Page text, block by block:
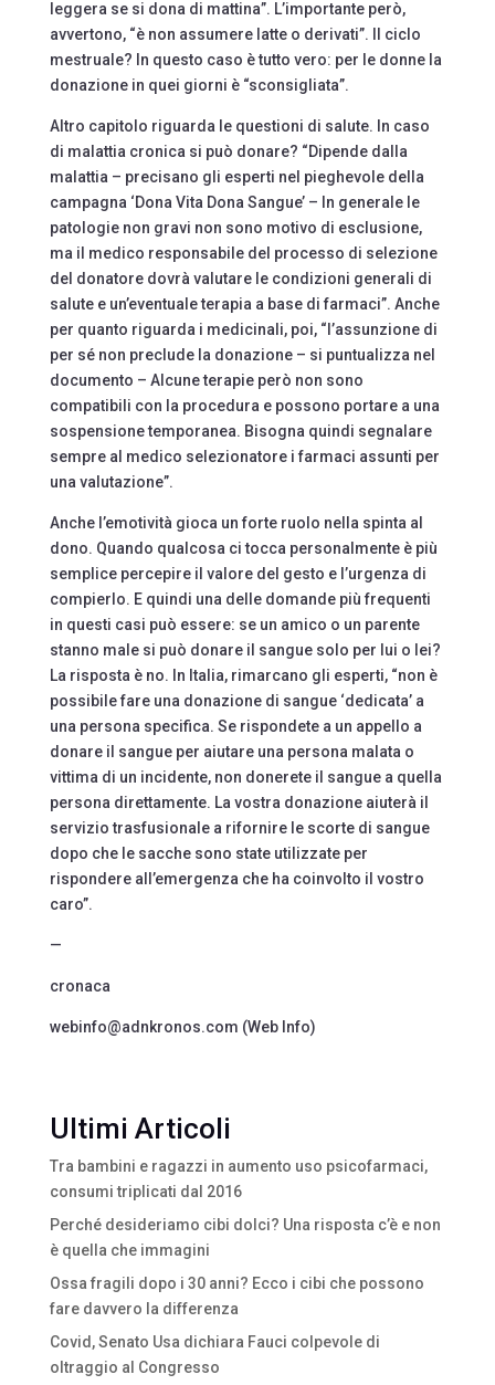
leggera se si dona di mattina”. L’importante però,
avvertono, “è non assumere latte o derivati”. Il ciclo
mestruale? In questo caso è tutto vero: per le donne la
donazione in quei giorni è “sconsigliata”.
Altro capitolo riguarda le questioni di salute. In caso
di malattia cronica si può donare? “Dipende dalla
malattia – precisano gli esperti nel pieghevole della
campagna ‘Dona Vita Dona Sangue’ – In generale le
patologie non gravi non sono motivo di esclusione,
ma il medico responsabile del processo di selezione
del donatore dovrà valutare le condizioni generali di
salute e un’eventuale terapia a base di farmaci”. Anche
per quanto riguarda i medicinali, poi, “l’assunzione di
per sé non preclude la donazione – si puntualizza nel
documento – Alcune terapie però non sono
compatibili con la procedura e possono portare a una
sospensione temporanea. Bisogna quindi segnalare
sempre al medico selezionatore i farmaci assunti per
una valutazione”.
Anche l’emotività gioca un forte ruolo nella spinta al
dono. Quando qualcosa ci tocca personalmente è più
semplice percepire il valore del gesto e l’urgenza di
compierlo. E quindi una delle domande più frequenti
in questi casi può essere: se un amico o un parente
stanno male si può donare il sangue solo per lui o lei?
La risposta è no. In Italia, rimarcano gli esperti, “non è
possibile fare una donazione di sangue ‘dedicata’ a
una persona specifica. Se rispondete a un appello a
donare il sangue per aiutare una persona malata o
vittima di un incidente, non donerete il sangue a quella
persona direttamente. La vostra donazione aiuterà il
servizio trasfusionale a rifornire le scorte di sangue
dopo che le sacche sono state utilizzate per
rispondere all’emergenza che ha coinvolto il vostro
caro”.
—
cronaca
webinfo@adnkronos.com (Web Info)
Ultimi Articoli
Tra bambini e ragazzi in aumento uso psicofarmaci,
consumi triplicati dal 2016
Perché desideriamo cibi dolci? Una risposta c’è e non
è quella che immagini
Ossa fragili dopo i 30 anni? Ecco i cibi che possono
fare davvero la differenza
Covid, Senato Usa dichiara Fauci colpevole di
oltraggio al Congresso